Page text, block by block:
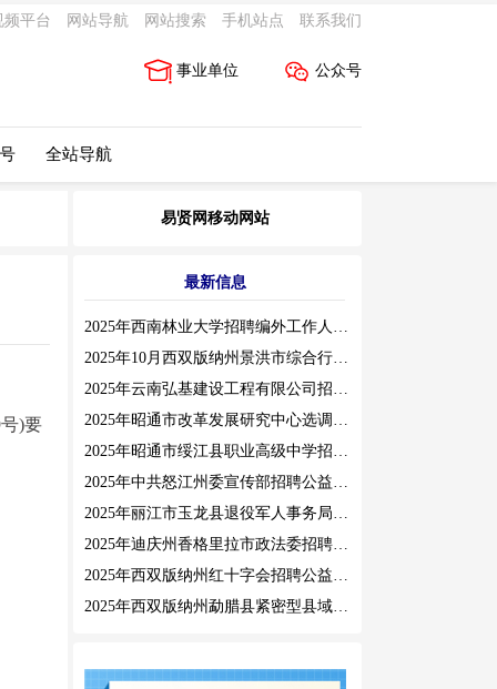
频平台 网站导航 网站搜索 手机站点 联系我们
公众号
事业单位
全站导航
)要
易贤网移动网站
最新信息
2025年西南林业大学招聘编外工作人员公告（三）
2025年10月西双版纳州景洪市综合行政执法局招聘人员公告
2025年云南弘基建设工程有限公司招聘公告
2025年昭通市改革发展研究中心选调工作人员职业素质测评通告
2025年昭通市绥江县职业高级中学招聘编外紧缺临聘数学教师公告
2025年中共怒江州委宣传部招聘公益性岗位公告
2025年丽江市玉龙县退役军人事务局公益性岗位招聘公告
2025年迪庆州香格里拉市政法委招聘公益性岗位公告
2025年西双版纳州红十字会招聘公益性岗位人员公告
2025年西双版纳州勐腊县紧密型县域医共体招聘编外人员公告